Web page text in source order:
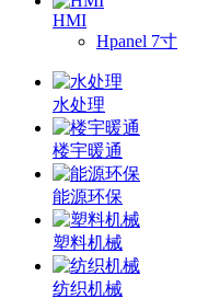
HMI
Hpanel 7寸
水处理
楼宇暖通
能源环保
塑料机械
纺织机械